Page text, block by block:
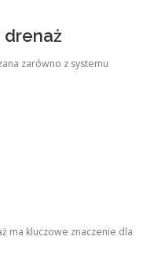
drenaż
zarówno z systemu
ma kluczowe znaczenie dla